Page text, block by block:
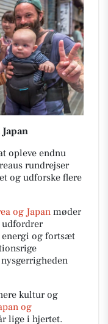
opleve endnu
rundrejser
og udforske flere
og Japan møder
udfordrer
energi og fortsæt
kultur og
og
lige i hjertet.